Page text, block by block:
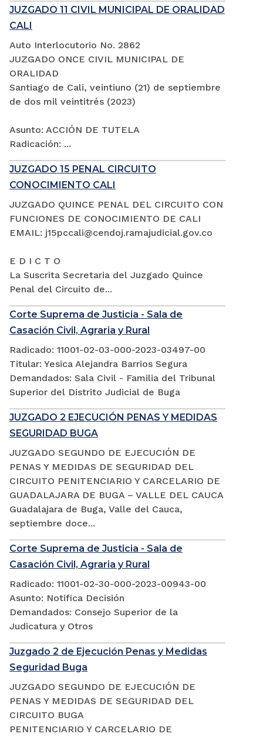
JUZGADO 11 CIVIL MUNICIPAL DE ORALIDAD
CALI
Auto Interlocutorio No. 2862
JUZGADO ONCE CIVIL MUNICIPAL DE
ORALIDAD
Santiago de Cali, veintiuno (21) de septiembre
de dos mil veintitrés (2023)
Asunto: ACCIÓN DE TUTELA
Radicación: ...
JUZGADO 15 PENAL CIRCUITO
CONOCIMIENTO CALI
JUZGADO QUINCE PENAL DEL CIRCUITO CON
FUNCIONES DE CONOCIMIENTO DE CALI
EMAIL: j15pccali@cendoj.ramajudicial.gov.co
E D I C T O
La Suscrita Secretaria del Juzgado Quince
Penal del Circuito de...
Corte Suprema de Justicia - Sala de
Casación Civil, Agraria y Rural
Radicado: 11001-02-03-000-2023-03497-00
Titular: Yesica Alejandra Barrios Segura
Demandados: Sala Civil - Familia del Tribunal
Superior del Distrito Judicial de Buga
JUZGADO 2 EJECUCIÓN PENAS Y MEDIDAS
SEGURIDAD BUGA
JUZGADO SEGUNDO DE EJECUCIÓN DE
PENAS Y MEDIDAS DE SEGURIDAD DEL
CIRCUITO PENITENCIARIO Y CARCELARIO DE
GUADALAJARA DE BUGA – VALLE DEL CAUCA
Guadalajara de Buga, Valle del Cauca,
septiembre doce...
Corte Suprema de Justicia - Sala de
Casación Civil, Agraria y Rural
Radicado: 11001-02-30-000-2023-00943-00
Asunto: Notifica Decisión
Demandados: Consejo Superior de la
Judicatura y Otros
Juzgado 2 de Ejecución Penas y Medidas
Seguridad Buga
JUZGADO SEGUNDO DE EJECUCIÓN DE
PENAS Y MEDIDAS DE SEGURIDAD DEL
CIRCUITO BUGA
PENITENCIARIO Y CARCELARIO DE